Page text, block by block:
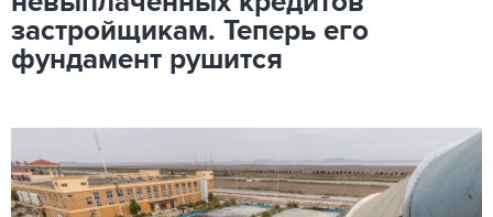
застройщикам. Теперь его
фундамент рушится